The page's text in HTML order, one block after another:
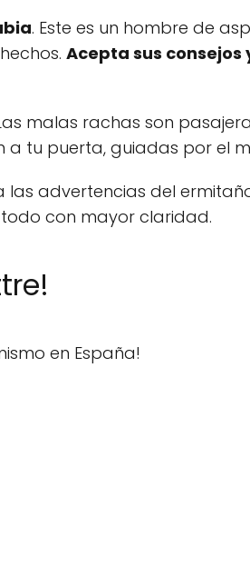
. Este es un hombre de
Acepta sus
malas rachas son
tu puerta, guiadas por el
las advertencias del
con mayor claridad.
en España!